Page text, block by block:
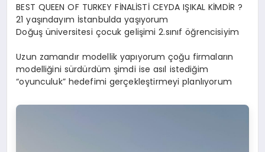
BEST QUEEN OF TURKEY FİNALİSTİ CEYDA IŞIKAL KİMDİR ?
21 yaşındayım İstanbulda yaşıyorum
Doğuş üniversitesi çocuk gelişimi 2.sınıf öğrencisiyim
Uzun zamandır modellik yapıyorum çoğu firmaların
modelliğini sürdürdüm şimdi ise asıl istediğim
“oyunculuk” hedefimi gerçekleştirmeyi planlıyorum